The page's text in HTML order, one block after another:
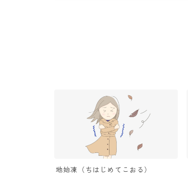
地始凍（ちはじめてこおる）